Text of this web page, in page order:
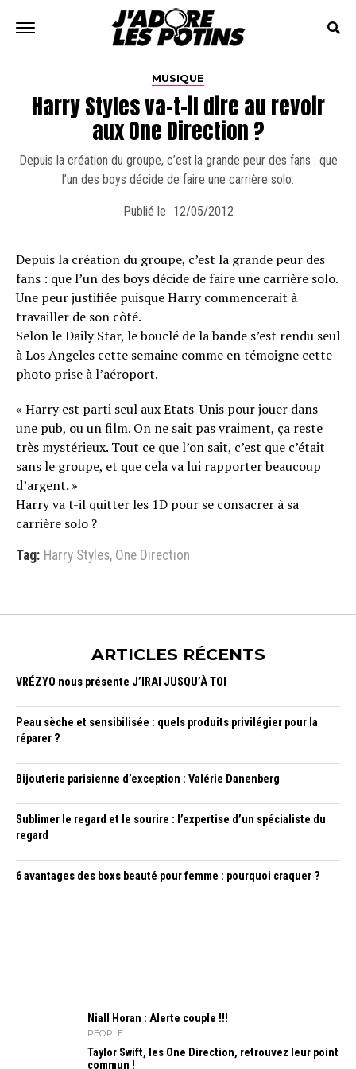
MUSIQUE
Harry Styles va-t-il dire au revoir
aux One Direction ?
Depuis la création du groupe, c’est la grande peur des fans : que
l’un des boys décide de faire une carrière solo.
Publié le 12/05/2012
Depuis la création du groupe, c’est la grande peur des
fans : que l’un des boys décide de faire une carrière solo.
Une peur justifiée puisque Harry commencerait à
travailler de son côté.
Selon le Daily Star, le bouclé de la bande s’est rendu seul
à Los Angeles cette semaine comme en témoigne cette
photo prise à l’aéroport.
« Harry est parti seul aux Etats-Unis pour jouer dans
une pub, ou un film. On ne sait pas vraiment, ça reste
très mystérieux. Tout ce que l’on sait, c’est que c’était
sans le groupe, et que cela va lui rapporter beaucoup
d’argent. »
Harry va t-il quitter les 1D pour se consacrer à sa
carrière solo ?
Tag: Harry Styles, One Direction
ARTICLES RÉCENTS
VRÉZYO nous présente J’IRAI JUSQU’À TOI
Peau sèche et sensibilisée : quels produits privilégier pour la
réparer ?
Bijouterie parisienne d’exception : Valérie Danenberg
Sublimer le regard et le sourire : l’expertise d’un spécialiste du
regard
6 avantages des boxs beauté pour femme : pourquoi craquer ?
Niall Horan : Alerte couple !!!
PEOPLE
Taylor Swift, les One Direction, retrouvez leur point
commun !